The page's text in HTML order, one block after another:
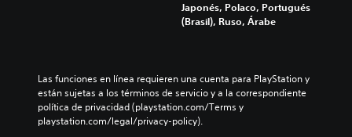
Japonés, Polaco, Portugués
(Brasil), Ruso, Árabe
Las funciones en línea requieren una cuenta para PlayStation y
están sujetas a los términos de servicio y a la correspondiente
política de privacidad (playstation.com/Terms y
playstation.com/legal/privacy-policy).